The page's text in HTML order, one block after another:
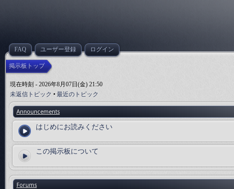
FAQ ユーザー登録 ログイン
掲示板トップ
現在時刻 - 2026年8月07日(金) 21:50
未返信トピック • 最近のトピック
Announcements
はじめにお読みください
この掲示板について
Forums